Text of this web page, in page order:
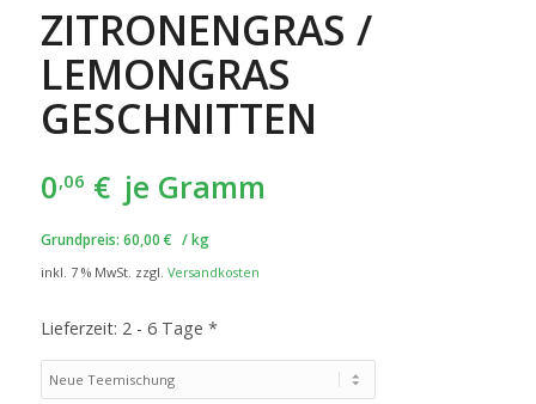
ZITRONENGRAS /
LEMONGRAS
GESCHNITTEN
0,06 € je Gramm
Grundpreis: 60,00 € /kg
inkl. 7 % MwSt. zzgl. Versandkosten
Lieferzeit: 2 - 6 Tage *